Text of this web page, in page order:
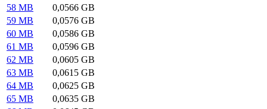
58 MB
0,0566 GB
59 MB
0,0576 GB
60 MB
0,0586 GB
61 MB
0,0596 GB
62 MB
0,0605 GB
63 MB
0,0615 GB
64 MB
0,0625 GB
65 MB
0,0635 GB